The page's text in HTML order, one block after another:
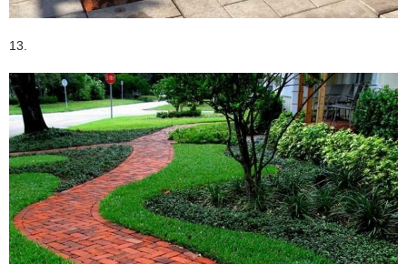
13.